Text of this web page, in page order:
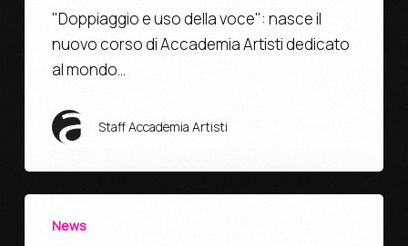
"Doppiaggio e uso della voce": nasce il
nuovo corso di Accademia Artisti dedicato
al mondo…
Staff Accademia Artisti
News